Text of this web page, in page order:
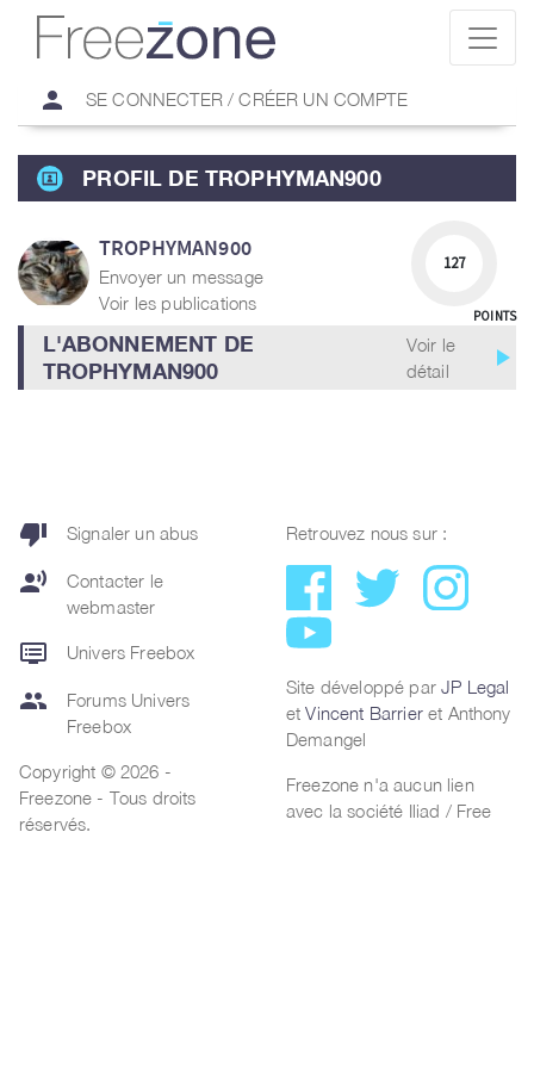
person SE CONNECTER / CRÉER UN COMPTE
PROFIL DE TROPHYMAN900
TROPHYMAN900
Envoyer un message
Voir les publications
127
POINTS
L'ABONNEMENT DE
TROPHYMAN900
Voir le
détail
play_arrow
thumb_down Signaler un abus
record_voice_over
Contacter le
webmaster
dvr Univers Freebox
group
Forums Univers
Freebox
Copyright © 2026 -
Freezone - Tous droits
réservés.
Retrouvez nous sur :
Site développé parJP Legal
etVincent Barrieret Anthony
Demangel
Freezone n'a aucun lien
avec la société Iliad / Free